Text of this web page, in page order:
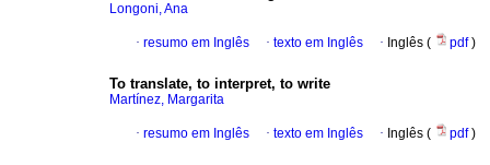
Longoni, Ana
· resumo em Inglês · texto em Inglês · Inglês ( pdf)
To translate, to interpret, to write
Martínez, Margarita
· resumo em Inglês · texto em Inglês · Inglês ( pdf)